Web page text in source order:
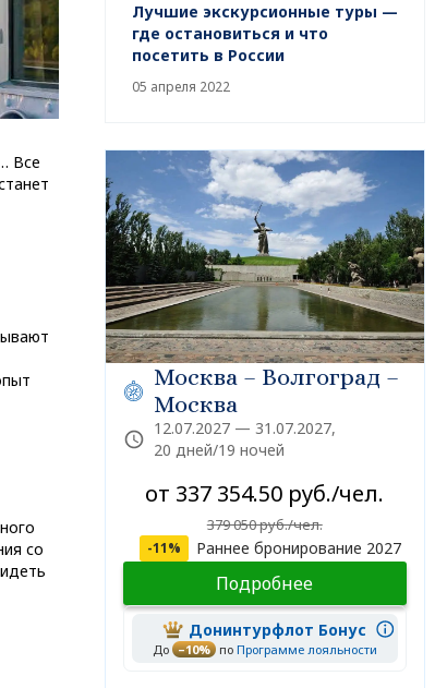
Все
со
Лучшие экскурсионные туры —
где остановиться и что
посетить в России
05 апреля 2022
Москва – Волгоград –
Москва
12.07.2027 — 31.07.2027,
20 дней/19 ночей
от 337 354.50 руб./чел.
379 050 руб./чел.
-11% Раннее бронирование 2027
Подробнее
Донинтурфлот Бонус
До –10% по Программе лояльности